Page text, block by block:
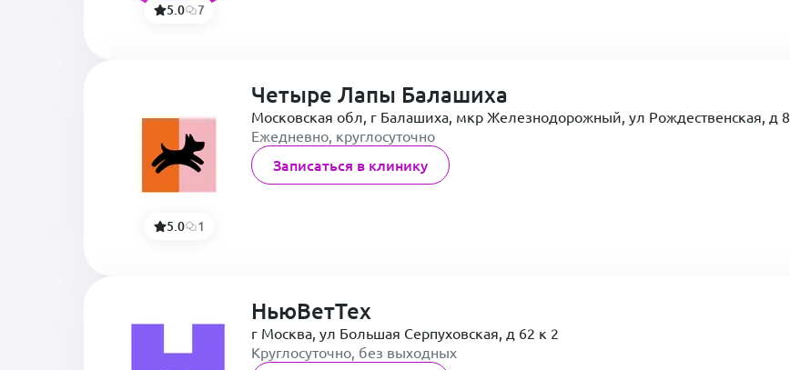
5.0 7
5.0 1
Четыре Лапы Балашиха
Московская обл, г Балашиха, мкр Железнодорожный, ул Рождественская, д 8
Ежедневно, круглосуточно
Записаться в клинику
НьюВетТех
г Москва, ул Большая Серпуховская, д 62 к 2
Круглосуточно, без выходных